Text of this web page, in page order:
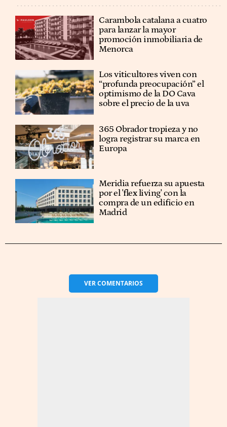
Carambola catalana a cuatro
para lanzar la mayor
promoción inmobiliaria de
Menorca
Los viticultores viven con
“profunda preocupación” el
optimismo de la DO Cava
sobre el precio de la uva
365 Obrador tropieza y no
logra registrar su marca en
Europa
Meridia refuerza su apuesta
por el 'flex living' con la
compra de un edificio en
Madrid
VERCOMENTARIOS